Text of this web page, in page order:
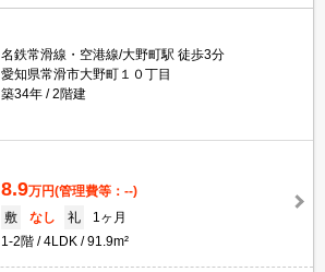
名鉄常滑線・空港線/大野町駅 徒歩3分
愛知県常滑市大野町１０丁目
築34年
2階建
8.9万円(管理費等：--)
敷
なし 礼
1ヶ月
1-2階
4LDK 91.9m²